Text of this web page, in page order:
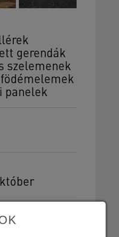
gerendák
szelemenek
panelek